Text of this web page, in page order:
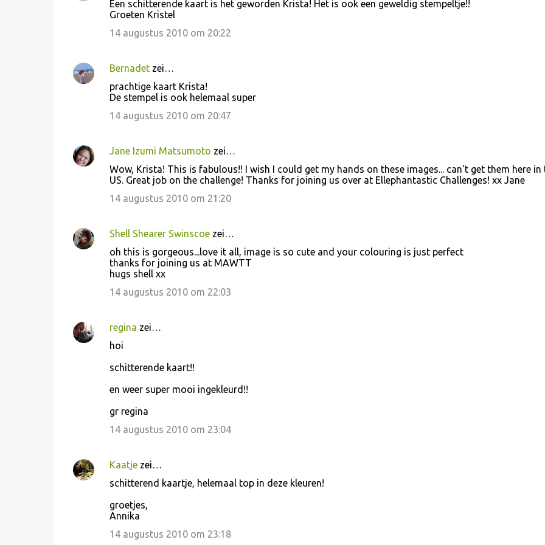
Een schitterende kaart is het geworden Krista! Het is ook een geweldig stempeltje!!
Groeten Kristel
14 augustus 2010 om 20:22
Bernadetzei…
prachtige kaart Krista!
De stempel is ook helemaal super
14 augustus 2010 om 20:47
Jane Izumi Matsumoto zei…
Wow, Krista! This is fabulous!! I wish I could get my hands on these images... can't get them here in
US. Great job on the challenge! Thanks for joining us over at Ellephantastic Challenges! xx Jane
14 augustus 2010 om 21:20
Shell Shearer Swinscoezei…
oh this is gorgeous...love it all, image is so cute and your colouring is just perfect
thanks for joining us at MAWTT
hugs shell xx
14 augustus 2010 om 22:03
regina zei…
hoi
schitterende kaart!!
en weer super mooi ingekleurd!!
gr regina
14 augustus 2010 om 23:04
Kaatjezei…
schitterend kaartje, helemaal top in deze kleuren!
groetjes,
Annika
14 augustus 2010 om 23:18